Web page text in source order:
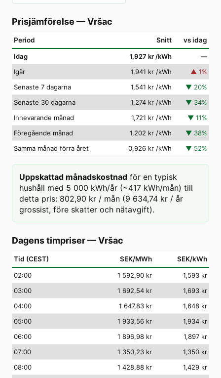
Prisjämförelse —Vršac
Period Snitt vs idag
Idag 1,927 kr /kWh
—
Igår
1,941 kr /kWh ▲ 1%
Senaste 7 dagarna
1,541 kr /kWh ▼ 20%
Senaste 30 dagarna
1,274 kr /kWh ▼ 34%
Innevarande månad
1,721 kr /kWh ▼ 11%
Föregående månad
1,202 kr /kWh ▼ 38%
Samma månad förra året
0,926 kr /kWh ▼ 52%
Uppskattad månadskostnad för en typisk
hushåll med 5 000 kWh/år (~417 kWh/mån) till
detta pris: 802,90 kr / mån (9 634,74 kr / år
grossist, före skatter och nätavgift).
Dagens timpriser—Vršac
Tid (CEST) SEK/MWh SEK/kWh
02:00 1 592,90 kr
1,593 kr
03:00 1 692,54 kr
1,693 kr
04:00 1 647,83 kr
1,648 kr
05:00 1 933,56 kr
1,934 kr
06:00 1 896,98 kr
1,897 kr
07:00 1 350,23 kr
1,350 kr
08:00 1 428,88 kr
1,429 kr